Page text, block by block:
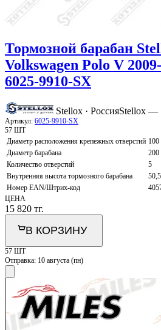
Тормозной барабан
Volkswagen Polo V
6025-9910-SX
Stellox · РоссияStellox —
Артикул: 6025-9910-SX
57 ШТ
Диаметр расположения крепежных отверстий
Диаметр барабана
200
Количество отверстий
5
Внутренняя высота тормозного барабана
Номер EAN/Штрих-код
ЦЕНА
15 820 тг.
В КОРЗИНУ
57 ШТ
Отправка: 10 августа (пн)